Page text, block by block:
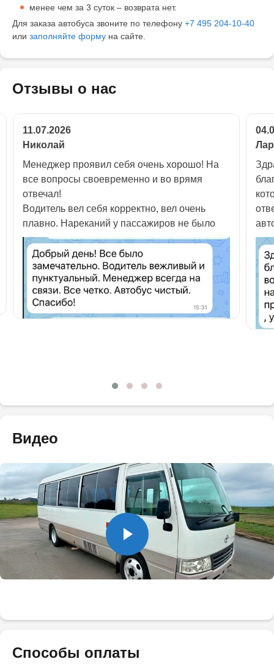
менее чем за 3 суток – возврата нет.
Для заказа автобуса звоните по телефону +7 495 204-10-40
или заполняйте форму на сайте.
Отзывы о нас
11.07.2026
Николай
Менеджер проявил себя очень хорошо! На
все вопросы своевременно и во врямя
отвечал!
Водитель вел себя корректно, вел очень
плавно. Нареканий у пассажиров не было
Видео
Способы оплаты